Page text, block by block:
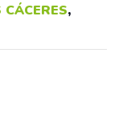
CÁCERES,